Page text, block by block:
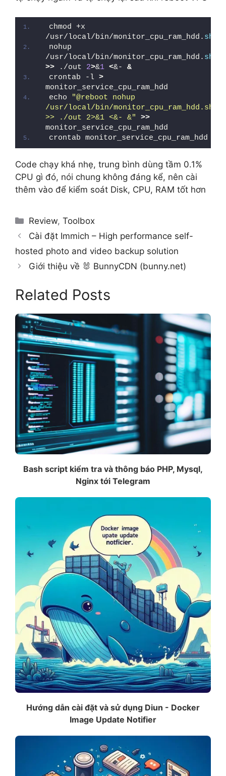
chmod +x
/usr/local/bin/monitor_cpu_ram_hdd. sh
nohup
/usr/local/bin/monitor_cpu_ram_hdd. sh
>> ./out 2>&1 <&- &
crontab -l >
monitor_service_cpu_ram_hdd
echo
"@reboot nohup
/usr/local/bin/monitor_cpu_ram_hdd.sh
>> ./out 2>&1 <&- &"
>>
monitor_service_cpu_ram_hdd
crontab monitor_service_cpu_ram_hdd
Code chạy khá nhẹ, trung bình dùng tầm 0.1%
CPU gì đó, nói chung không đáng kể, nên cài
thêm vào để kiểm soát Disk, CPU, RAM tốt hơn
Categories
Review,Toolbox
Cài đặt Immich – High performance self-
hosted photo and video backup solution
Giới thiệu về 🐰 BunnyCDN (bunny.net)
Related Posts
Bash script kiểm tra và thông báo PHP, Mysql,
Nginx tới Telegram
Hướng dẫn cài đặt và sử dụng Diun - Docker
Image Update Notifier